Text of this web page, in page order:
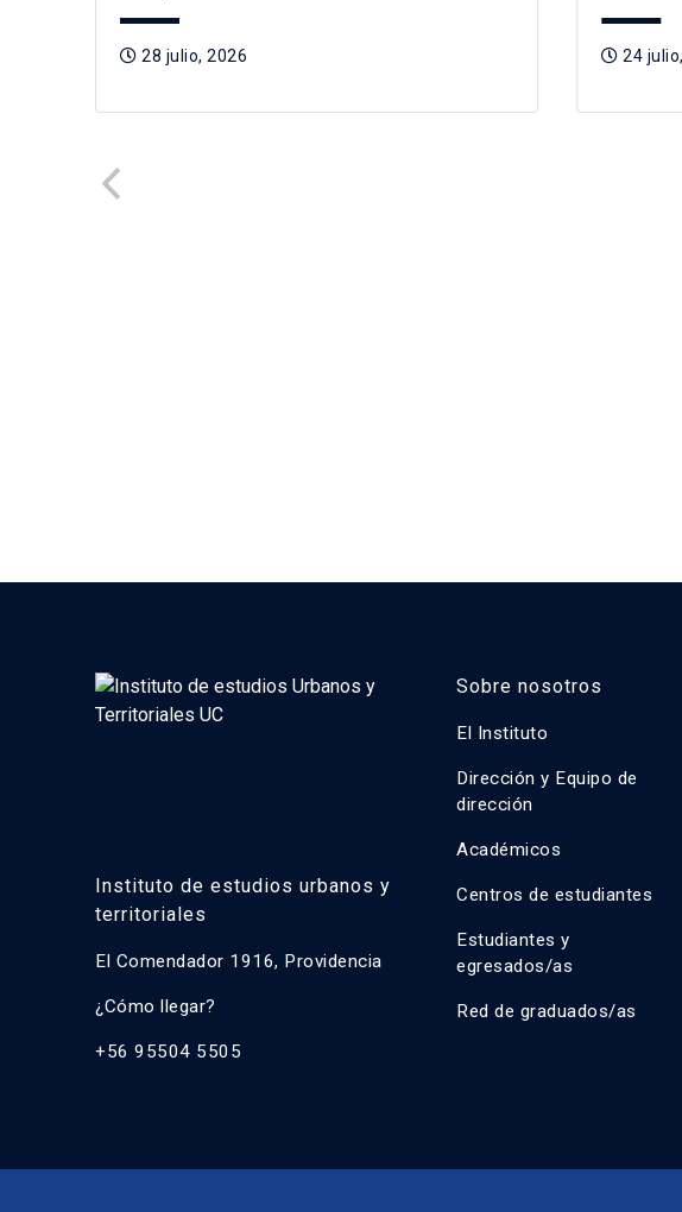
28 julio, 2026 24
Instituto de estudios urbanos y
territoriales
El Comendador 1916, Providencia
¿Cómo llegar?
+56 95504 5505
Sobre nosotros
El Instituto
Dirección y Equipo de
dirección
Académicos
Centros de estudiantes
Estudiantes y
egresados/as
Red de graduados/as